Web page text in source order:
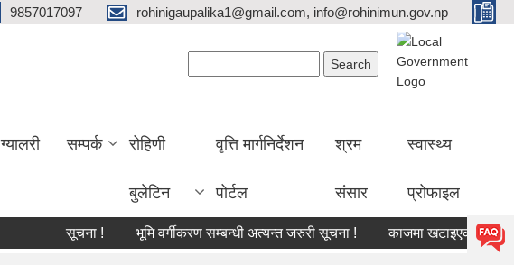
9857017097 rohinigaupalika1@gmail.com, info@rohinimun.gov.np
ग्यालरी सम्पर्क रोहिणी
बुलेटिन
वृत्ति मार्गनिर्देशन
पोर्टल
श्रम
संसार
स्वास्थ्य
प्रोफाइल
सूचना ! भूमि वर्गीकरण सम्बन्धी अत्यन्त जरुरी सूचना ! काजमा खटाइएको सम्बन्धमा